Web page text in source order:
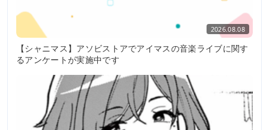
2026.08.08
【シャニマス】アソビストアでアイマスの音楽ライブに関す
るアンケートが実施中です